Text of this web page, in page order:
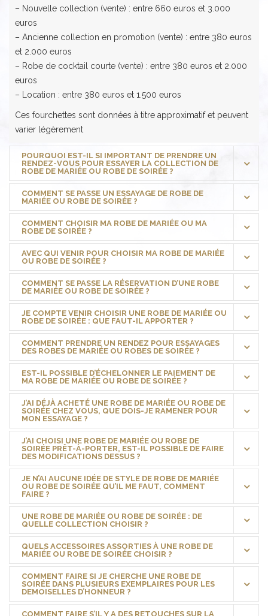
– Nouvelle collection (vente) : entre 660 euros et 3.000
euros
– Ancienne collection en promotion (vente) : entre 380 euros
et 2.000 euros
– Robe de cocktail courte (vente) : entre 380 euros et 2.000
euros
– Location : entre 380 euros et 1.500 euros
Ces fourchettes sont données à titre approximatif et peuvent
varier légèrement
POURQUOI EST-IL SI IMPORTANT DE PRENDRE UN
RENDEZ-VOUS POUR ESSAYER LA COLLECTION DE
ROBE DE MARIÉE OU ROBE DE SOIRÉE ?
COMMENT SE PASSE UN ESSAYAGE DE ROBE DE
MARIÉE OU ROBE DE SOIRÉE ?
COMMENT CHOISIR MA ROBE DE MARIÉE OU MA
ROBE DE SOIRÉE ?
AVEC QUI VENIR POUR CHOISIR MA ROBE DE MARIÉE
OU ROBE DE SOIRÉE ?
COMMENT SE PASSE LA RÉSERVATION D’UNE ROBE
DE MARIÉE OU ROBE DE SOIRÉE ?
JE COMPTE VENIR CHOISIR UNE ROBE DE MARIÉE OU
ROBE DE SOIRÉE : QUE FAUT-IL APPORTER ?
COMMENT PRENDRE UN RENDEZ POUR ESSAYAGES
DES ROBES DE MARIÉE OU ROBES DE SOIRÉE ?
EST-IL POSSIBLE D’ÉCHELONNER LE PAIEMENT DE
MA ROBE DE MARIÉE OU ROBE DE SOIRÉE ?
J’AI DÉJÀ ACHETÉ UNE ROBE DE MARIÉE OU ROBE DE
SOIRÉE CHEZ VOUS, QUE DOIS-JE RAMENER POUR
MON ESSAYAGE ?
J’AI CHOISI UNE ROBE DE MARIÉE OU ROBE DE
SOIRÉE PRÊT-À-PORTER, EST-IL POSSIBLE DE FAIRE
DES MODIFICATIONS DESSUS ?
JE N’AI AUCUNE IDÉE DE STYLE DE ROBE DE MARIÉE
OU ROBE DE SOIRÉE QU’IL ME FAUT, COMMENT
FAIRE ?
UNE ROBE DE MARIÉE OU ROBE DE SOIRÉE : DE
QUELLE COLLECTION CHOISIR ?
QUELS ACCESSOIRES ASSORTIES À UNE ROBE DE
MARIÉE OU ROBE DE SOIRÉE CHOISIR ?
COMMENT FAIRE SI JE CHERCHE UNE ROBE DE
SOIRÉE DANS PLUSIEURS EXEMPLAIRES POUR LES
DEMOISELLES D’HONNEUR ?
COMMENT FAIRE S’IL Y A DES RETOUCHES SUR LA